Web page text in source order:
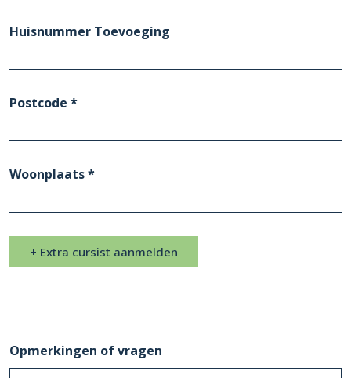
Huisnummer Toevoeging
Postcode *
Woonplaats *
+ Extra cursist aanmelden
Opmerkingen of vragen